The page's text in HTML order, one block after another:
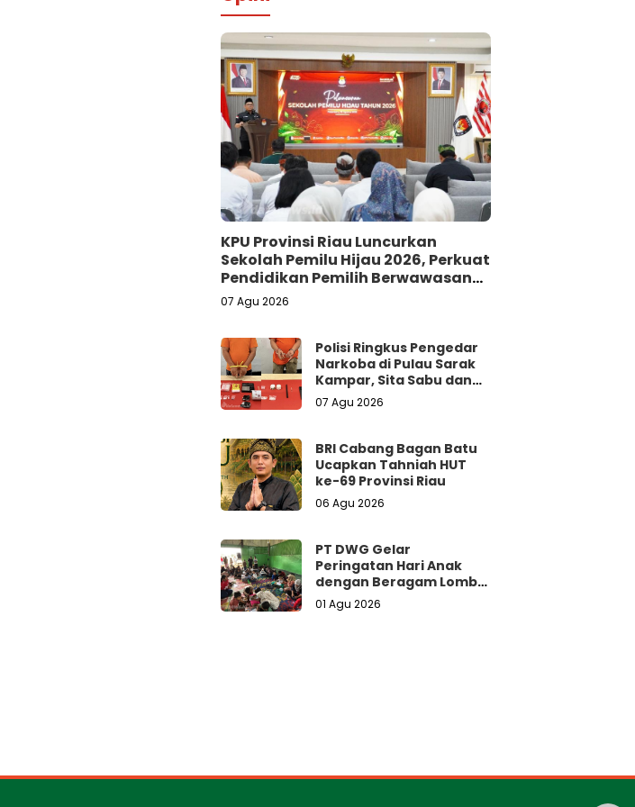
KPU Provinsi Riau Luncurkan
Sekolah Pemilu Hijau 2026, Perkuat
Pendidikan Pemilih Berwawasan
Lingkungan
07 Agu 2026
Polisi Ringkus Pengedar
Narkoba di Pulau Sarak
Kampar, Sita Sabu dan
Ekstasi
07 Agu 2026
BRI Cabang Bagan Batu
Ucapkan Tahniah HUT
ke-69 Provinsi Riau
06 Agu 2026
PT DWG Gelar
Peringatan Hari Anak
dengan Beragam Lomba
dan Doorprize Menarik
01 Agu 2026